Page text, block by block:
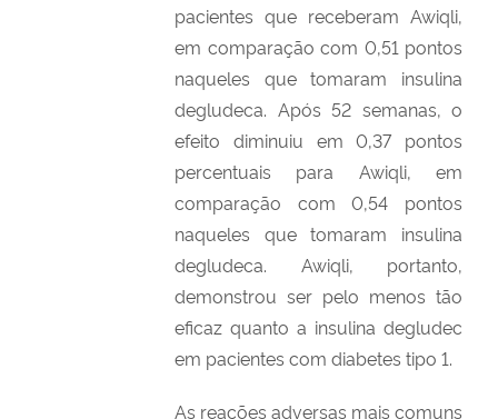
pacientes que receberam Awiqli,
em comparação com 0,51 pontos
naqueles que tomaram insulina
degludeca. Após 52 semanas, o
efeito diminuiu em 0,37 pontos
percentuais para Awiqli, em
comparação com 0,54 pontos
naqueles que tomaram insulina
degludeca. Awiqli, portanto,
demonstrou ser pelo menos tão
eficaz quanto a insulina degludec
em pacientes com diabetes tipo 1.
As reações adversas mais comuns